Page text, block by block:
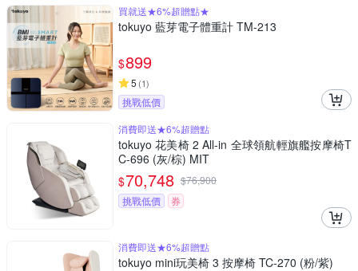
買就送★6%超贈點★
tokuyo 藍芽電子體重計 TM-213
$899
5 (1)
挑戰低價
消費即送★6%超贈點
tokuyo 花美椅 2 All-in 全球領航輕旗艦按摩椅T
C-696 (灰/棕) MIT
$70,748 $76,900
挑戰低價
券
消費即送★6%超贈點
tokuyo mini玩美椅 3 按摩椅 TC-270 (粉/紫)